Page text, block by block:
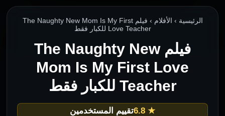
الرئيسية › الأفلام › فيلم The Naughty New Mom Is My First
Love Teacher للكبار فقط
فيلم The Naughty New
Mom Is My First Love
Teacher للكبار فقط
★ 6.8 تقييم المستخدمين